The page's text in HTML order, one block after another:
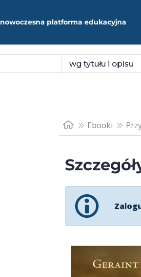
nowoczesna platforma edukacyjna
Ebooki